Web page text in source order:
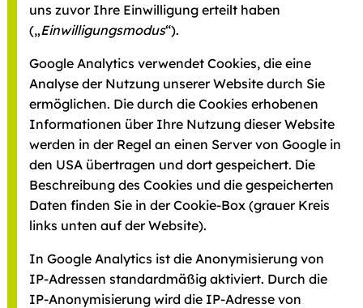
uns zuvor Ihre Einwilligung erteilt haben
(„Einwilligungsmodus“).
Google Analytics verwendet Cookies, die eine
Analyse der Nutzung unserer Website durch Sie
ermöglichen. Die durch die Cookies erhobenen
Informationen über Ihre Nutzung dieser Website
werden in der Regel an einen Server von Google in
den USA übertragen und dort gespeichert. Die
Beschreibung des Cookies und die gespeicherten
Daten finden Sie in der Cookie-Box (grauer Kreis
links unten auf der Website).
In Google Analytics ist die Anonymisierung von
IP-Adressen standardmäßig aktiviert. Durch die
IP-Anonymisierung wird die IP-Adresse von